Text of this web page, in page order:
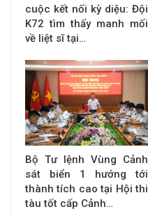
cuộc kết nối kỳ diệu: Đội
K72 tìm thấy manh mối
về liệt sĩ tại…
Bộ Tư lệnh Vùng Cảnh
sát biển 1 hướng tới
thành tích cao tại Hội thi
tàu tốt cấp Cảnh…